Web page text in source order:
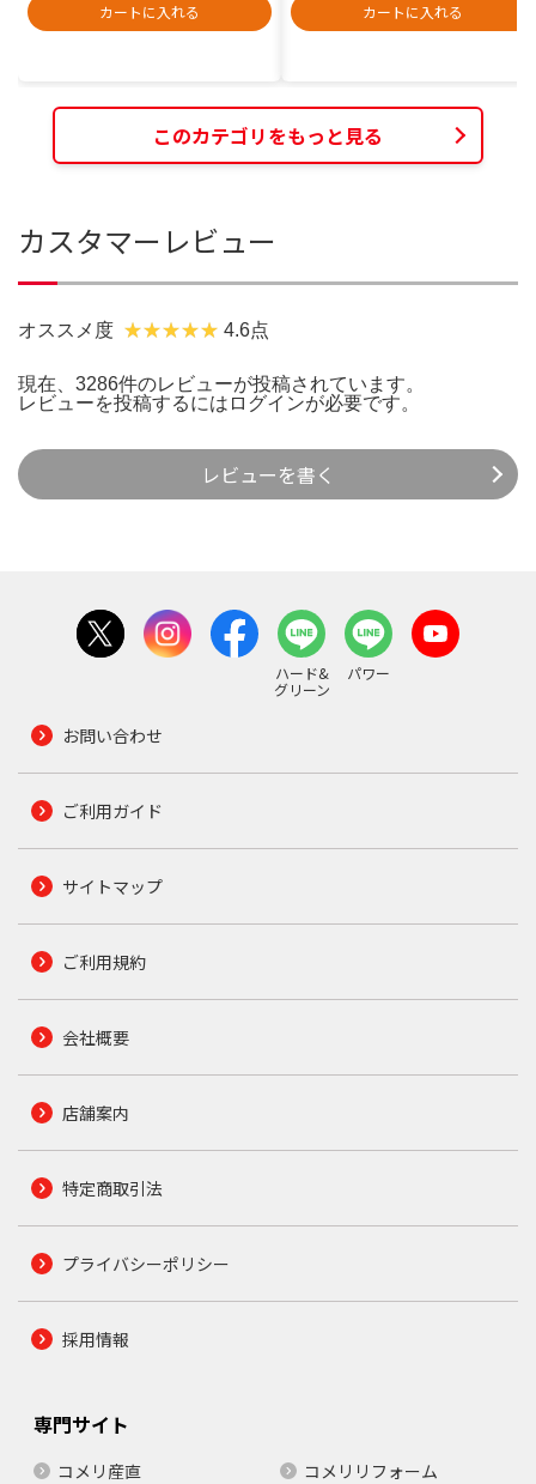
カートに入れる
カートに入れる
このカテゴリをもっと見る
カスタマーレビュー
オススメ度 4.6点
現在、3286件のレビューが投稿されています。
レビューを投稿するには ログインが必要です。
レビューを書く
ハード&
グリーン
パワー
お問い合わせ
ご利用ガイド
サイトマップ
ご利用規約
会社概要
店舗案内
特定商取引法
プライバシーポリシー
採用情報
専門サイト
コメリ産直 コメリリフォーム